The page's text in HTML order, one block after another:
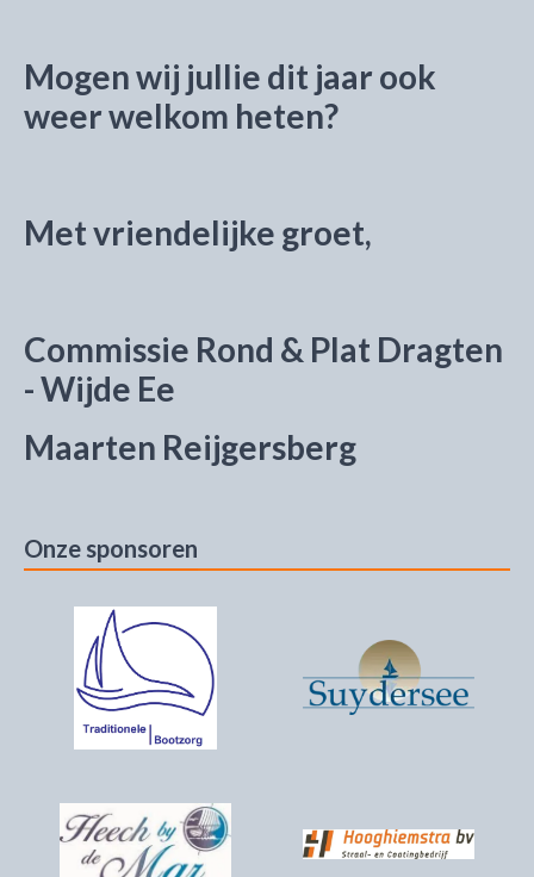
Mogen wij jullie dit jaar ook
weer welkom heten?
Met vriendelijke groet,
Commissie Rond & Plat Dragten
- Wijde Ee
Maarten Reijgersberg
Onze sponsoren